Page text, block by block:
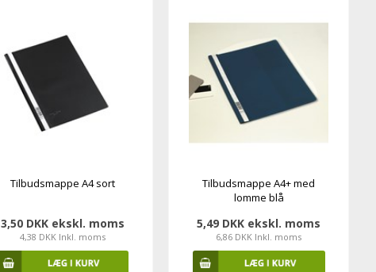
Tilbudsmappe A4 sort
3,50 DKK ekskl. moms
4,38 DKK Inkl. moms
Tilbudsmappe A4+ med
lomme blå
5,49 DKK ekskl. moms
6,86 DKK Inkl. moms